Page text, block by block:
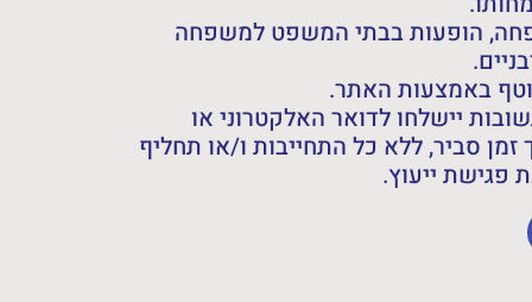
הופעות בבתי המשפט למשפחה
באמצעות האתר.
יישלחו לדואר האלקטרוני או
זמן סביר, ללא כל התחייבות ו/או תחליף
ייעוץ.